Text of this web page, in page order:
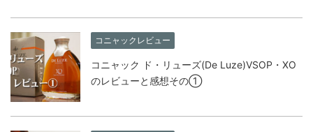
コニャックレビュー
コニャック ド・リューズ(De Luze)VSOP・XO
のレビューと感想その①